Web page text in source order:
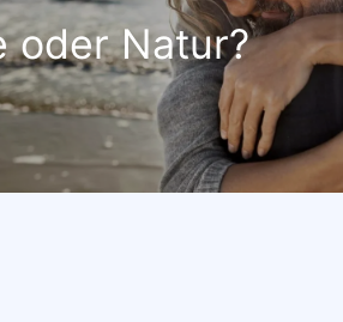
oder Natur?